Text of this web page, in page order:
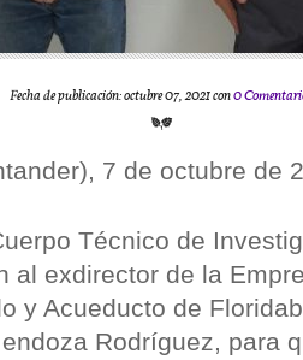
Fecha de publicación: octubre 07, 2021 con0
7 de octubre de
Técnico de
al exdirector de la
y Acueducto de
Rodríguez, para